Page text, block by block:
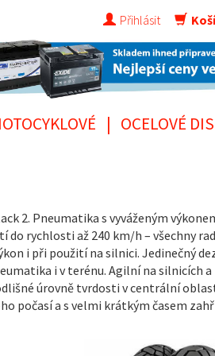
Přihlásit
| OCELOVÉ
2. Pneumatika s vyváženým
rychlosti až 240 km/h – všechny
i při použití na silnici. Jedinečný
i v terénu. Agilní na silnicích a
úrovně tvrdosti v centrální
počasí a s velmi krátkým časem